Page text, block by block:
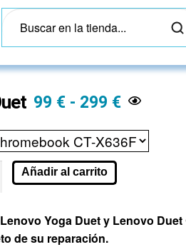
99 € - 299 €
Añadir al carrito
Yoga Duet y Lenovo
de su reparación.